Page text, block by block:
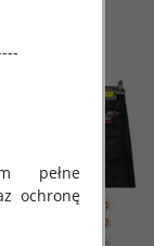
pełne
ochronę